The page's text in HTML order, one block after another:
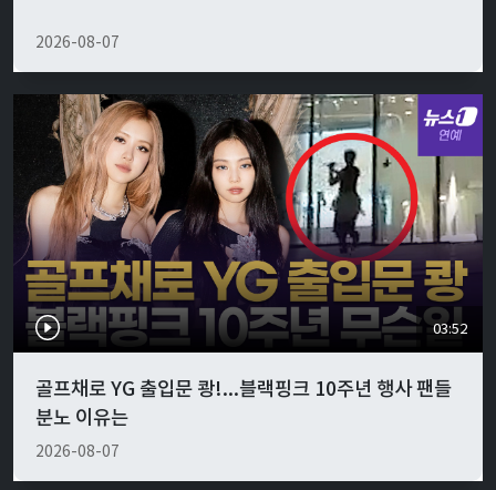
2026-08-07
03:52
골프채로 YG 출입문 쾅!...블랙핑크 10주년 행사 팬들
분노 이유는
2026-08-07